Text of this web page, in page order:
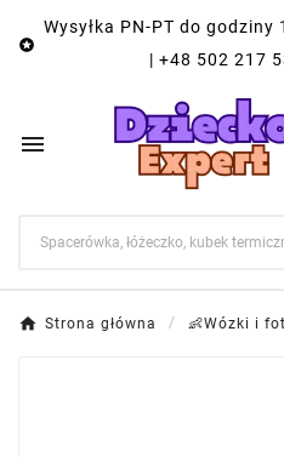

Wysyłka PN-PT do
| +48 502 217

Strona główna 👶Wózki i